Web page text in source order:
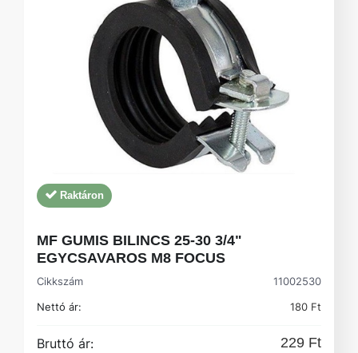
Raktáron
MF GUMIS BILINCS 25-30 3/4"
EGYCSAVAROS M8 FOCUS
Cikkszám
11002530
Nettó ár:
180 Ft
Bruttó ár: 229 Ft